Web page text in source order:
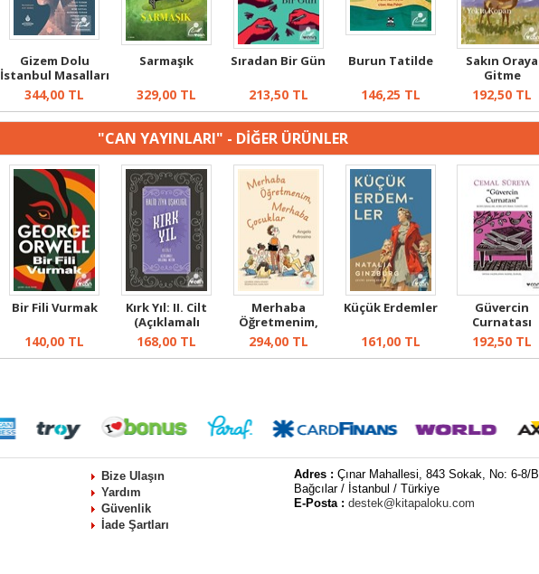
Gizem Dolu
İstanbul Masalları
344,00 TL
Sarmaşık
329,00 TL
Sıradan Bir Gün
213,50TL
Burun Tatilde
146,25 TL
Sakın Oraya
Gitme
192,50 TL
"CAN YAYINLARI" - DİĞER ÜRÜNLER
Bir Fili Vurmak
140,00 TL
Kırk Yıl: II. Cilt
(Açıklamalı
Orijinal ...
168,00 TL
Merhaba
Öğretmenim,
Merhaba Çocuklar
294,00TL
Küçük Erdemler
161,00TL
Güvercin
Curnatası
192,50 TL
Bize Ulaşın
Yardım
Güvenlik
İade Şartları
Adres :Çınar Mahallesi, 843 Sokak, No: 6-8/B
Bağcılar / İstanbul / Türkiye
E-Posta :destek@kitapaloku.com